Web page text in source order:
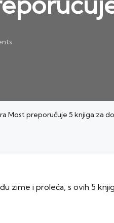
Most preporučuje 5 knjiga za
zime i proleća, s ovih 5